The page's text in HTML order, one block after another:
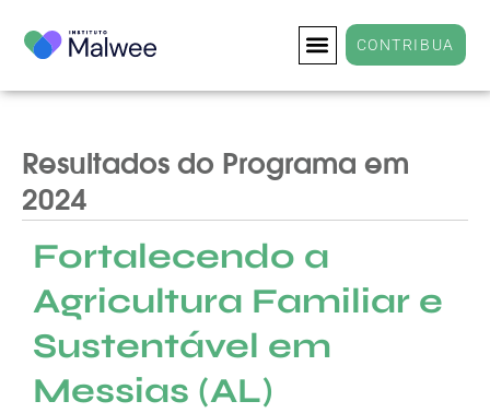
CONTRIBUA
Resultados do Programa em
2024
Fortalecendo a
Agricultura Familiar e
Sustentável em
Messias (AL)